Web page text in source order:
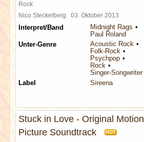
Rock
Nico Steckelberg 03. Oktober 2013
Interpret/Band
Midnight Rags
Paul Roland
Unter-Genre
Acoustic Rock
Folk-Rock
Psychpop
Rock
Singer-Songwriter
Label
Sireena
Stuck in Love - Original Motion
Picture Soundtrack
HOT